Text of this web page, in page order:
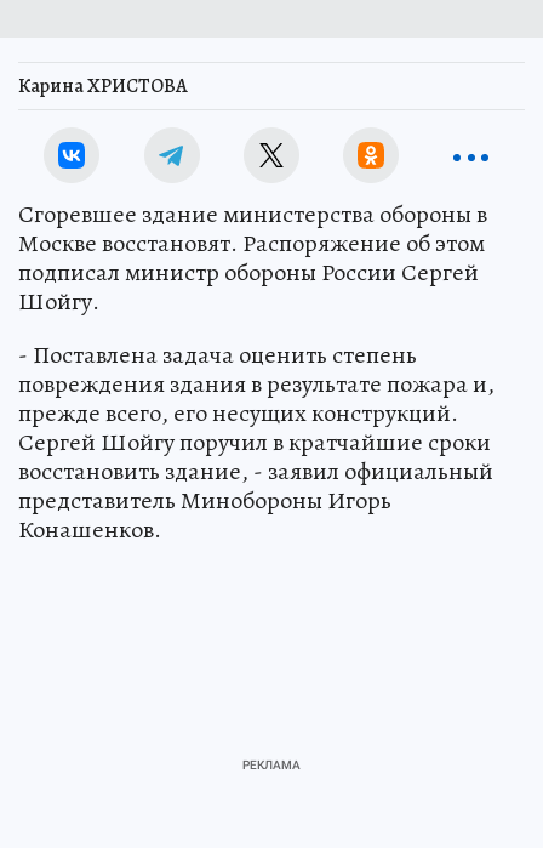
Карина ХРИСТОВА
Сгоревшее здание министерства обороны в
Москве восстановят. Распоряжение об этом
подписал министр обороны России Сергей
Шойгу.
- Поставлена задача оценить степень
повреждения здания в результате пожара и,
прежде всего, его несущих конструкций.
Сергей Шойгу поручил в кратчайшие сроки
восстановить здание, - заявил официальный
представитель Минобороны Игорь
Конашенков.